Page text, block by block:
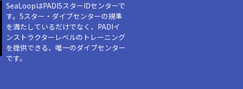
SeaLoopはPADI5スターIDセンターで
す。5スター・ダイブセンターの規準
を満たしているだけでなく、PADIイ
ンストラクターレベルのトレーニング
を提供できる、唯一のダイブセンター
です。